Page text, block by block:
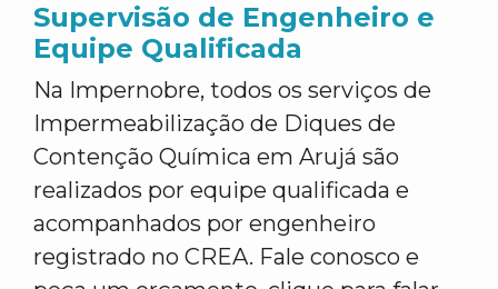
Supervisão de Engenheiro e
Equipe Qualificada
Na Impernobre, todos os serviços de
Impermeabilização de Diques de
Contenção Química em Arujá são
realizados por equipe qualificada e
acompanhados por engenheiro
registrado no CREA. Fale conosco e